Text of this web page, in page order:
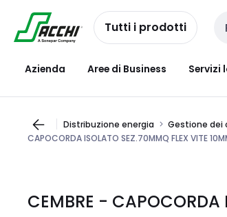
navigazione
Salta al
contenutoTutti i prodotti
Azienda Aree di Business Servizi
Distribuzione energia Gestione dei
CAPOCORDA ISOLATO SEZ.70MMQ FLEX VITE
CEMBRE - CAPOCORDA